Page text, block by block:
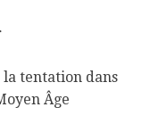
la tentation dans
Âge